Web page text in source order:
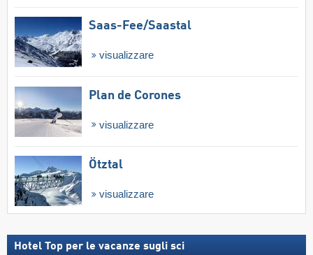
Saas-Fee/​Saastal
visualizzare
Plan de Corones
visualizzare
Ötztal
visualizzare
Hotel Top per le vacanze sugli sci